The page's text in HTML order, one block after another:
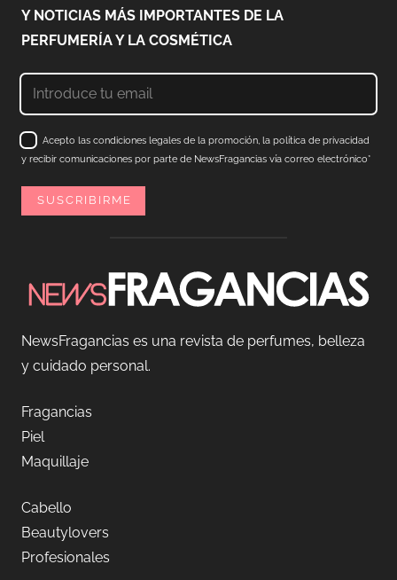
Y NOTICIAS MÁS IMPORTANTES DE LA
PERFUMERÍA Y LA COSMÉTICA
Acepto las condiciones legales de la promoción, la política de privacidad
y recibir comunicaciones por parte de NewsFragancias vía correo electrónico*
NewsFragancias es una revista de perfumes, belleza
y cuidado personal.
Fragancias
Piel
Maquillaje
Cabello
Beautylovers
Profesionales